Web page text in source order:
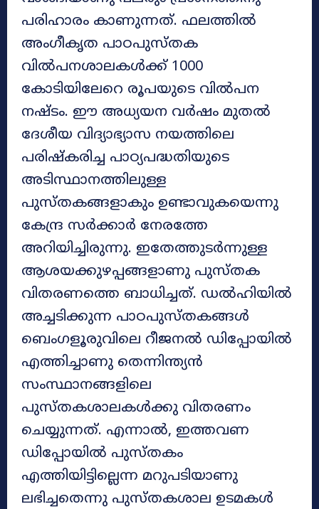
പരിഹാരം കാണുന്നത്. ഫലത്തിൽ
അംഗീകൃത പാഠപുസ്തക
വിൽപനശാലകൾക്ക് 1000
കോടിയിലേറെ രൂപയുടെ വിൽപന
നഷ്ടം. ഈ അധ്യയന വർഷം മുതൽ
ദേശീയ വിദ്യാഭ്യാസ നയത്തിലെ
പരിഷ്കരിച്ച പാഠ്യപദ്ധതിയുടെ
അടിസ്ഥാനത്തിലുള്ള
പുസ്തകങ്ങളാകും ഉണ്ടാവുകയെന്നു
കേന്ദ്ര സർക്കാർ നേരത്തേ
അറിയിച്ചിരുന്നു. ഇതേത്തുടർന്നുള്ള
ആശയക്കുഴപ്പങ്ങളാണു പുസ്തക
വിതരണത്തെ ബാധിച്ചത്. ഡൽഹിയിൽ
അച്ചടിക്കുന്ന പാഠപുസ്തകങ്ങൾ
ബെംഗളൂരുവിലെ റീജനൽ ഡിപ്പോയിൽ
എത്തിച്ചാണു തെന്നിന്ത്യൻ
സംസ്ഥാനങ്ങളിലെ
പുസ്തകശാലകൾക്കു വിതരണം
ചെയ്യുന്നത്. എന്നാൽ, ഇത്തവണ
ഡിപ്പോയിൽ പുസ്തകം
എത്തിയിട്ടില്ലെന്ന മറുപടിയാണു
ലഭിച്ചതെന്നു പുസ്തകശാല ഉടമകൾ